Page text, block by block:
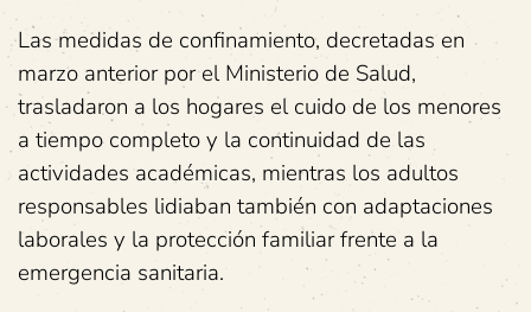
Las medidas de confinamiento, decretadas en
marzo anterior por el Ministerio de Salud,
trasladaron a los hogares el cuido de los menores
a tiempo completo y la continuidad de las
actividades académicas, mientras los adultos
responsables lidiaban también con adaptaciones
laborales y la protección familiar frente a la
emergencia sanitaria.